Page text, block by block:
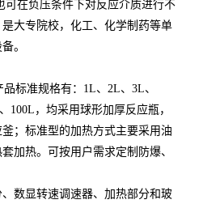
可在负压条件下对反应介质进行不
大专院校，化工、化学制药等单
。
品标准规格有：1L、2L、3L、
100L，均采用球形加厚反应瓶，
；标准型的加热方式主要采用油
加热。可按用户需求定制防爆、
数显转速调速器、加热部分和玻